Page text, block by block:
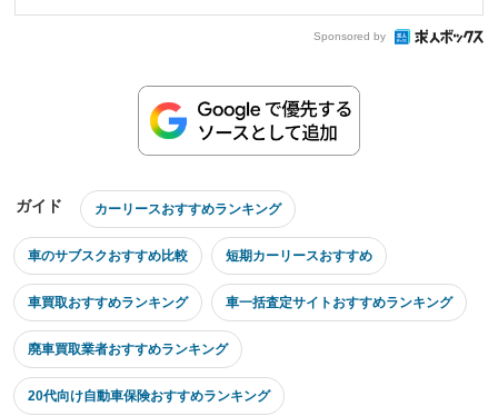
Sponsored by
ガイド カーリースおすすめランキング
車のサブスクおすすめ比較 短期カーリースおすすめ
車買取おすすめランキング 車一括査定サイトおすすめランキング
廃車買取業者おすすめランキング
20代向け自動車保険おすすめランキング